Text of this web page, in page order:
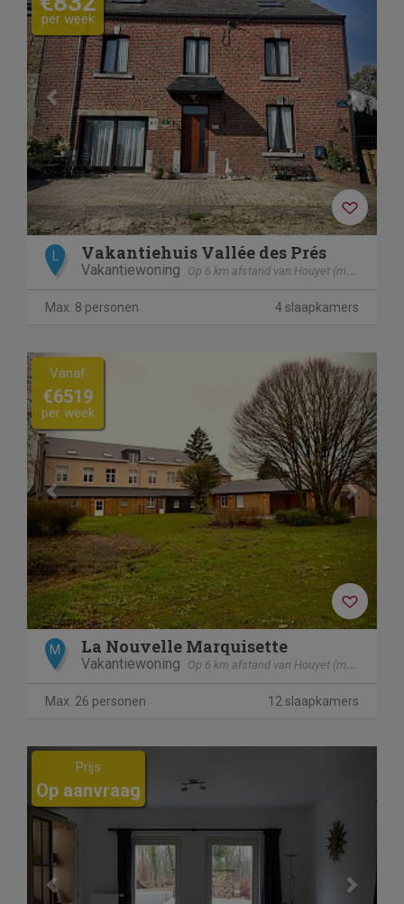
per week
L Vakantiehuis Vallée des Prés
Vakantiewoning Op 6 km afstand van Houyet (mesnil - Eglise)
Max. 8 personen 4 slaapkamers
Previous Next
Vanaf
€6519
per week
M La Nouvelle Marquisette
Vakantiewoning Op 6 km afstand van Houyet (mesnil - Eglise)
Max. 26 personen 12 slaapkamers
Previous
Prijs
Op aanvraag